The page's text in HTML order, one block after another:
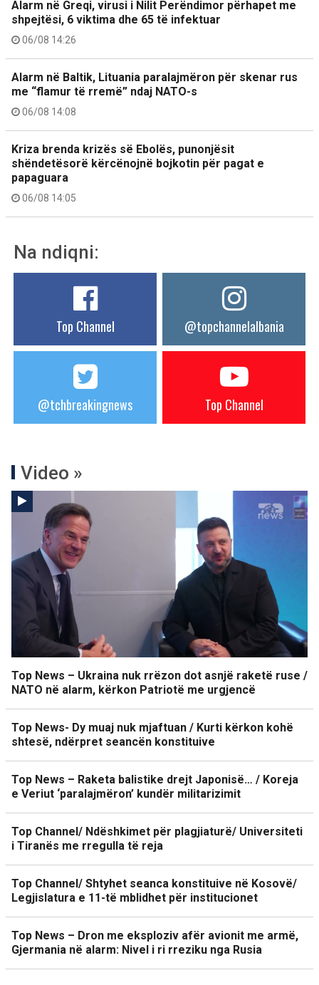
Alarm në Greqi, virusi i Nilit Perëndimor përhapet me
shpejtësi, 6 viktima dhe 65 të infektuar
06/08 14:26
Alarm në Baltik, Lituania paralajmëron për skenar rus
me “flamur të rremë” ndaj NATO-s
06/08 14:08
Kriza brenda krizës së Ebolës, punonjësit
shëndetësorë kërcënojnë bojkotin për pagat e
papaguara
06/08 14:05
Na ndiqni:
Top Channel @topchannelalbania
@tchbreakingnews Top Channel
Video »
Top News – Ukraina nuk rrëzon dot asnjë raketë ruse /
NATO në alarm, kërkon Patriotë me urgjencë
Top News- Dy muaj nuk mjaftuan / Kurti kërkon kohë
shtesë, ndërpret seancën konstituive
Top News – Raketa balistike drejt Japonisë… / Koreja
e Veriut ‘paralajmëron’ kundër militarizimit
Top Channel/ Ndëshkimet për plagjiaturë/ Universiteti
i Tiranës me rregulla të reja
Top Channel/ Shtyhet seanca konstituive në Kosovë/
Legjislatura e 11-të mblidhet për institucionet
Top News – Dron me eksploziv afër avionit me armë,
Gjermania në alarm: Nivel i ri rreziku nga Rusia